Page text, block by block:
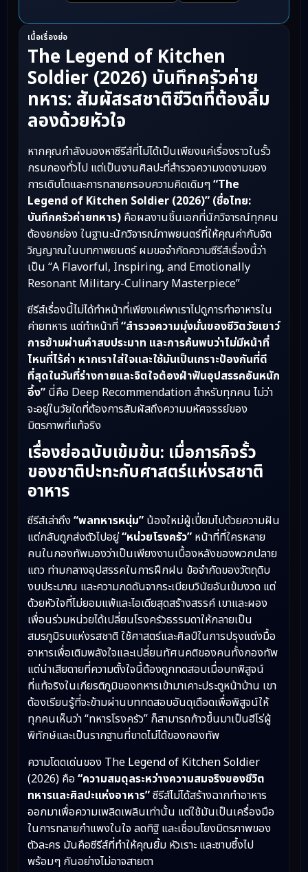
เนื้อเรื่องย่อ
The Legend of Kitchen
Soldier (2026) บันทึกครัวค่าย
ทหาร: สัมผัสรสชาติชีวิตที่ต้องลิ้ม
ลองด้วยหัวใจ
หากคุณกำลังมองหาซีรีส์ที่ไม่ได้เป็นเพียงแค่เรื่องราวในรั้ว
กรมกองทั่วไป แต่เป็นงานศิลปะที่สำรวจความงดงามของ
การเติบโตและการทลายกรอบความคิดเดิมๆ“The
Legend of Kitchen Soldier (2026)” (ชื่อไทย:
บันทึกครัวค่ายทหาร) คือผลงานชิ้นเอกที่นักวิจารณ์ทุกคน
ต้องยกย่อง ในฐานะนักวิจารณ์ภาพยนตร์ที่ให้คุณค่ากับจิต
วิญญาณในบทภาพยนตร์ ผมขอจำกัดความซีรีส์เรื่องนี้ว่า
เป็น “A Flavorful, Inspiring, and Emotionally
Resonant Military-Culinary Masterpiece”
ซีรีส์เรื่องนี้ไม่ได้ทำหน้าที่เพียงแค่พาเราไปดูการทำอาหารใน
ค่ายทหาร แต่ทำหน้าที่“สำรวจความมุ่งมั่นของชีวิตวัยเยาว์
การข้ามผ่านคำสบประมาท และการค้นพบว่าไม่มีหน้าที่
ไหนที่ไร้ค่า หากเราใส่ใจและใช้มันเป็นเกราะป้องกันที่ดี
ที่สุดในวันที่ร่างกายและจิตใจต้องฝ่าฟันอุปสรรคอันหนัก
อึ้ง” นี่คือ Deep Recommendation สำหรับทุกคน ไม่ว่า
จะอยู่ในวัยใดที่ต้องการสัมผัสถึงความมหัศจรรย์ของ
มิตรภาพที่แท้จริง
เรื่องย่อฉบับเข้มข้น: เมื่อภารกิจรั้ว
ของชาติปะทะกับศาสตร์แห่งรสชาติ
อาหาร
ซีรีส์เล่าถึง “พลทหารหนุ่ม” น้องใหม่ผู้เปี่ยมไปด้วยความฝัน
แต่กลับถูกส่งตัวไปอยู่“หน่วยโรงครัว” หน้าที่ที่ใครหลาย
คนในกองทัพมองว่าเป็นเพียงงานเบื้องหลังของพวกปลาย
แถว ท่ามกลางอุปสรรคในการฝึกฝน ข้อจำกัดของวัตถุดิบ
งบประมาณ และความกดดันจากระเบียบวินัยอันเข้มงวด แต่
ด้วยหัวใจที่ไม่ยอมแพ้และไอเดียสุดสร้างสรรค์ เขาและผอง
เพื่อนร่วมหน่วยได้เปลี่ยนโรงครัวธรรมดาให้กลายเป็น
สมรภูมิรบแห่งรสชาติ ใช้ศาสตร์และศิลป์ในการปรุงแต่งมื้อ
อาหารเพื่อเติมพลังใจและเปลี่ยนทัศนคติของคนทั้งกองทัพ
แต่น่าเสียดายที่ความตั้งใจนี้ต้องถูกทดสอบเมื่อบทพิสูจน์
ที่แท้จริงในเกียรติภูมิของทหารเข้ามาเคาะประตูหน้าบ้าน เขา
ต้องเรียนรู้ที่จะข้ามผ่านบททดสอบอันดุเดือดเพื่อพิสูจน์ให้
ทุกคนเห็นว่า “ทหารโรงครัว” ก็สามารถก้าวขึ้นมาเป็นฮีโร่ผู้
พิทักษ์และเป็นรากฐานที่ขาดไม่ได้ของกองทัพ
ความโดดเด่นของ The Legend of Kitchen Soldier
(2026) คือ “ความสมดุลระหว่างความสมจริงของชีวิต
ทหารและศิลปะแห่งอาหาร”ซีรีส์ไม่ได้สร้างฉากทำอาหาร
ออกมาเพื่อความเพลิดเพลินเท่านั้น แต่ใช้มันเป็นเครื่องมือ
ในการทลายกำแพงในใจ ลดทิฐิ และเชื่อมโยงมิตรภาพของ
ตัวละคร มันคือซีรีส์ที่ทำให้คุณยิ้ม หัวเราะ และซาบซึ้งไป
พร้อมๆ กันอย่างไม่อาจสายตา